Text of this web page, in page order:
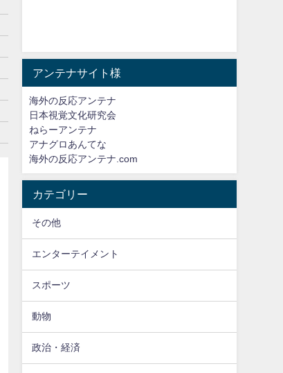
アンテナサイト様
海外の反応アンテナ
日本視覚文化研究会
ねらーアンテナ
アナグロあんてな
海外の反応アンテナ.com
カテゴリー
その他
エンターテイメント
スポーツ
動物
政治・経済